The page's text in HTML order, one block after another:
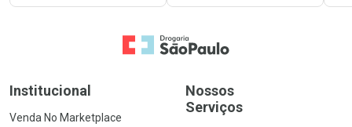
Ir para a Home
Institucional
Venda No Marketplace
Nossos
Serviços